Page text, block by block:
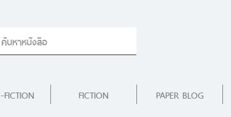
FICTION PAPER BLOG